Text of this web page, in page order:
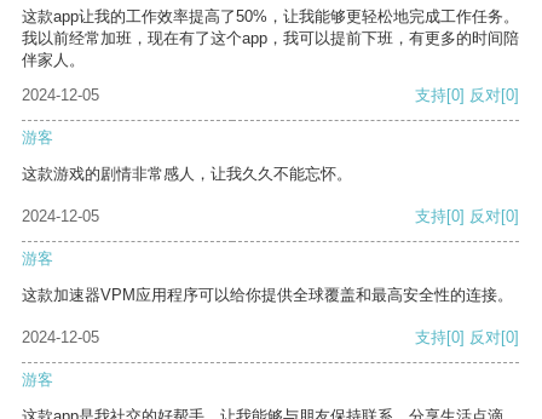
这款app让我的工作效率提高了50%，让我能够更轻松地完成工作任务。
我以前经常加班，现在有了这个app，我可以提前下班，有更多的时间陪
伴家人。
2024-12-05
支持[0] 反对[0]
游客
这款游戏的剧情非常感人，让我久久不能忘怀。
2024-12-05 支持[0] 反对[0]
游客
这款加速器VPM应用程序可以给你提供全球覆盖和最高安全性的连接。
2024-12-05 支持[0] 反对[0]
游客